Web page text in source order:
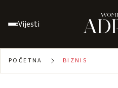
Vijesti
POČETNA BIZNIS